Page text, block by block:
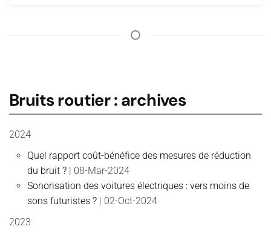
Bruits routier : archives
2024
Quel rapport coût-bénéfice des mesures de réduction
du bruit ? | 08-Mar-2024
Sonorisation des voitures électriques : vers moins de
sons futuristes ? | 02-Oct-2024
2023